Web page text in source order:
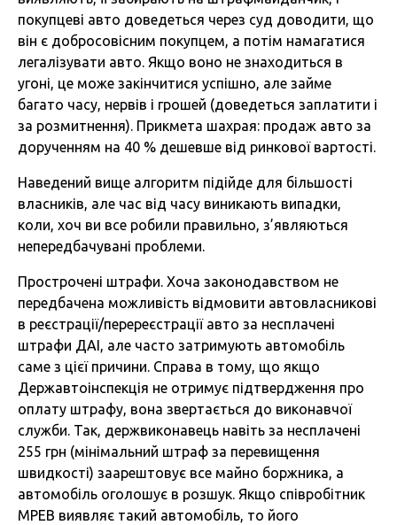
покупцеві авто доведеться через суд доводити, що
він є добросовісним покупцем, а потім намагатися
легалізувати авто. Якщо воно не знаходиться в
угоні, це може закінчитися успішно, але займе
багато часу, нервів і грошей (доведеться заплатити і
за розмитнення). Прикмета шахрая: продаж авто за
дорученням на 40 % дешевше від ринкової вартості.
Наведений вище алгоритм підійде для більшості
власників, але час від часу виникають випадки,
коли, хоч ви все робили правильно, з’являються
непередбачувані проблеми.
Прострочені штрафи. Хоча законодавством не
передбачена можливість відмовити автовласникові
в реєстрації/перереєстрації авто за несплачені
штрафи ДАІ, але часто затримують автомобіль
саме з цієї причини. Справа в тому, що якщо
Державтоінспекція не отримує підтвердження про
оплату штрафу, вона звертається до виконавчої
служби. Так, держвиконавець навіть за несплачені
255 грн (мінімальний штраф за перевищення
швидкості) заарештовує все майно боржника, а
автомобіль оголошує в розшук. Якщо співробітник
МРЕВ виявляє такий автомобіль, то його